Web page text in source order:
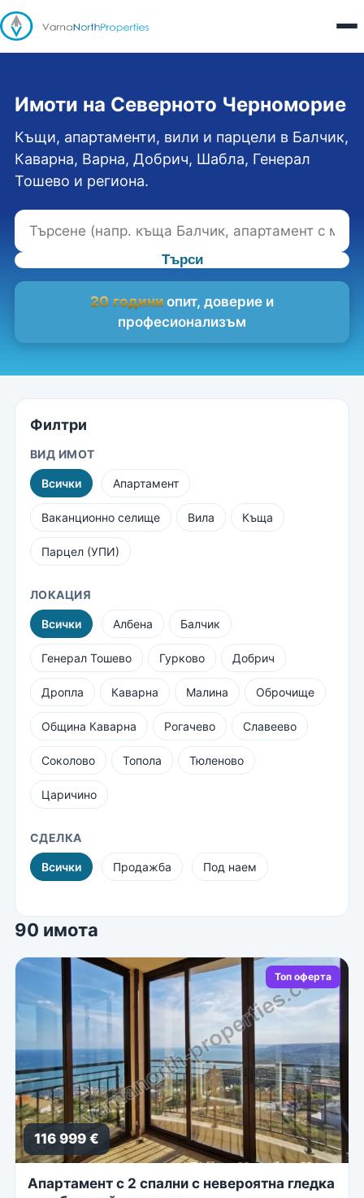
Имоти на Северното Черноморие
Къщи, апартаменти, вили и парцели в Балчик,
Каварна, Варна, Добрич, Шабла, Генерал
Тошево и региона.
Търси
20 години опит, доверие и
професионализъм
Филтри
ВИД ИМОТ
Всички Апартамент
Ваканционно селище Вила Къща
Парцел (УПИ)
ЛОКАЦИЯ
Всички Албена Балчик
Генерал Тошево Гурково Добрич
Дропла Каварна Малина Оброчище
Община Каварна Рогачево Славеево
Соколово Топола Тюленово
Царичино
СДЕЛКА
Всички Продажба Под наем
90 имота
Топ оферта
116 999 €
Апартамент с 2 спални с невероятна гледка